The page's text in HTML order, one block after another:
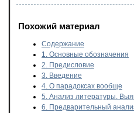
Похожий материал
Содержание
1. Основные обозначения
2. Предисловие
3. Введение
4. О парадоксах вообще
5. Анализ литературы.
6. Предварительный